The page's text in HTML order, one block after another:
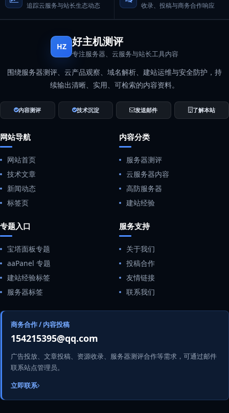
追踪云服务与站长生态动态 收录、投稿与商务合作响应
HZ 好主机测评
专注服务器、云服务与站长工具内容
围绕服务器测评、云产品观察、域名解析、建站运维与安全防护，持
续输出清晰、实用、可检索的内容资料。
内容测评 技术沉淀 发送邮件 了解本站
网站导航
网站首页
技术文章
新闻动态
标签页
内容分类
服务器测评
云服务器内容
高防服务器
建站经验
专题入口
宝塔面板专题
aaPanel 专题
建站经验标签
服务器标签
服务支持
关于我们
投稿合作
友情链接
联系我们
商务合作 / 内容投稿
154215395@qq.com
广告投放、文章投稿、资源收录、服务器测评合作等需求，可通过邮件
联系站点管理员。
立即联系